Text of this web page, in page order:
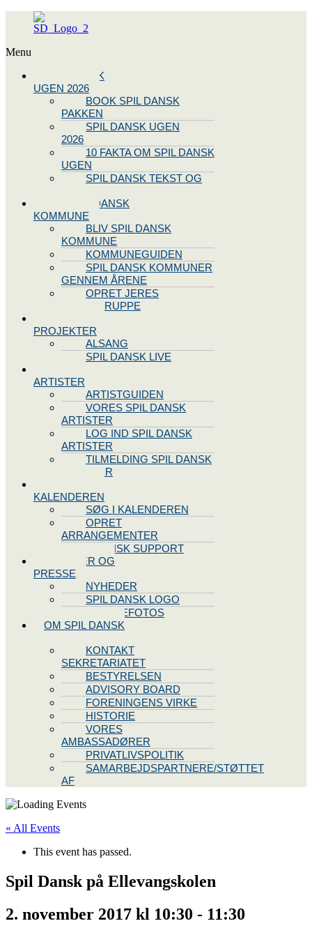
Menu
SPIL DANSK
UGEN 2026
BOOK SPIL DANSK
PAKKEN
SPIL DANSK UGEN
2026
10 FAKTA OM SPIL DANSK
UGEN
SPIL DANSK TEKST OG
BLIV SPIL DANSK
KOMMUNE
BLIV SPIL DANSK
KOMMUNE
KOMMUNEGUIDEN
SPIL DANSK KOMMUNER
GENNEM ÅRENE
OPRET JERES
STYREGRUPPE
PROJEKTER
ALSANG
SPIL DANSK LIVE
ARTISTER
ARTISTGUIDEN
VORES SPIL DANSK
ARTISTER
LOG IND SPIL DANSK
ARTISTER
TILMELDING SPIL DANSK
ARTISTER
KALENDEREN
SØG I KALENDEREN
OPRET
ARRANGEMENTER
TEKNISK SUPPORT
NYHEDER OG
PRESSE
NYHEDER
SPIL DANSK LOGO
PRESSEFOTOS
OM SPIL DANSK
KONTAKT
SEKRETARIATET
BESTYRELSEN
ADVISORY BOARD
FORENINGENS VIRKE
HISTORIE
VORES
AMBASSADØRER
PRIVATLIVSPOLITIK
SAMARBEJDSPARTNERE/STØTTET
AF
« All Events
This event has passed.
Spil Dansk på Ellevangskolen
2. november 2017 kl 10:30 - 11:30